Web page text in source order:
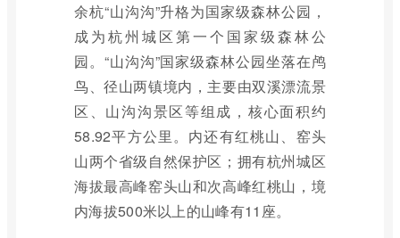
余杭“山沟沟”升格为国家级森林公园，
成为杭州城区第一个国家级森林公
园。“山沟沟”国家级森林公园坐落在鸬
鸟、径山两镇境内，主要由双溪漂流景
区、山沟沟景区等组成，核心面积约
58.92平方公里。内还有红桃山、窑头
山两个省级自然保护区；拥有杭州城区
海拔最高峰窑头山和次高峰红桃山，境
内海拔500米以上的山峰有11座。